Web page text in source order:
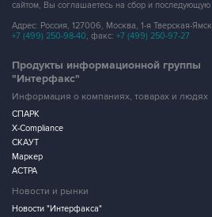
сайтом, Вы соглашаетесь на сбор и последующую
Адрес: Россия, 127006, Москва, 1-я Тверская-
+7 (499) 250-98-40, факс: +7 (499) 250-97-27
Продукты информационной группы
"Интерфакс"
Информация о компаниях, товарах и людях
СПАРК
X-Compliance
СКАУТ
Маркер
АСТРА
Новости и рынки
Новости "Интерфакса"